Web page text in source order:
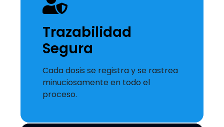
Trazabilidad
Segura
Cada dosis se registra y se rastrea
minuciosamente en todo el
proceso.